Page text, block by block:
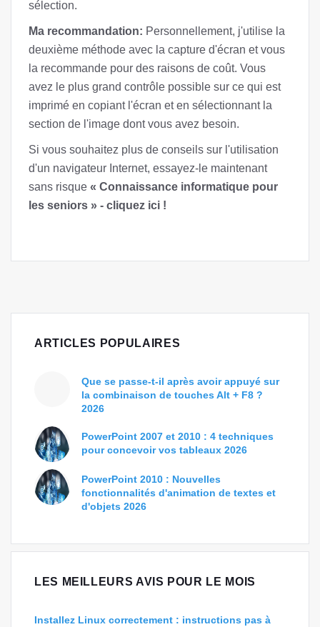
sélection.
Ma recommandation: Personnellement, j'utilise la
deuxième méthode avec la capture d'écran et vous
la recommande pour des raisons de coût. Vous
avez le plus grand contrôle possible sur ce qui est
imprimé en copiant l'écran et en sélectionnant la
section de l'image dont vous avez besoin.
Si vous souhaitez plus de conseils sur l'utilisation
d'un navigateur Internet, essayez-le maintenant
sans risque « Connaissance informatique pour
les seniors » - cliquez ici !
ARTICLES POPULAIRES
Que se passe-t-il après avoir appuyé sur
la combinaison de touches Alt + F8 ?
2026
PowerPoint 2007 et 2010 : 4 techniques
pour concevoir vos tableaux 2026
PowerPoint 2010 : Nouvelles
fonctionnalités d'animation de textes et
d'objets 2026
LES MEILLEURS AVIS POUR LE MOIS
Installez Linux correctement : instructions pas à